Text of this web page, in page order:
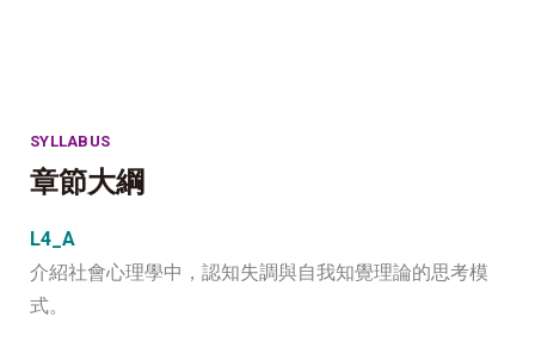
SYLLABUS
章節大綱
L4_A
介紹社會心理學中，認知失調與自我知覺理論的思考模
式。